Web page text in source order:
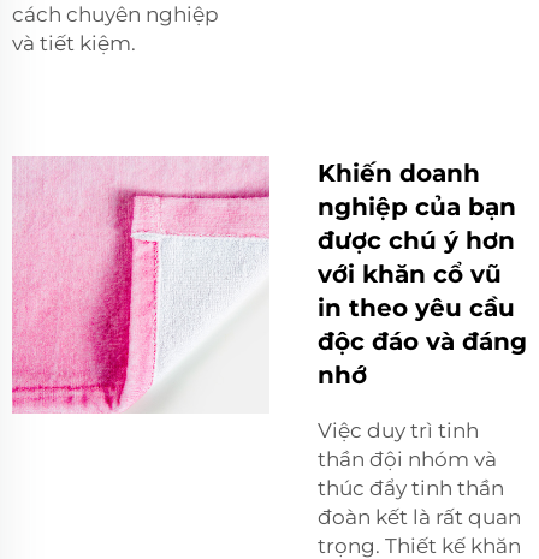
cách chuyên nghiệp
và tiết kiệm.
Khiến doanh
nghiệp của bạn
được chú ý hơn
với khăn cổ vũ
in theo yêu cầu
độc đáo và đáng
nhớ
Việc duy trì tinh
thần đội nhóm và
thúc đẩy tinh thần
đoàn kết là rất quan
trọng. Thiết kế khăn